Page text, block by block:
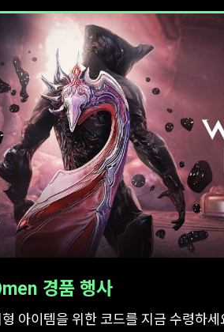
경품 행사
아이템을 위한 코드를 지금 수령하세